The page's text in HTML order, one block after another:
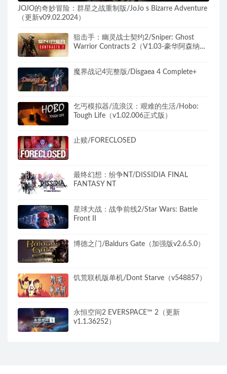
JOJO的奇妙冒险：群星之战重制版/JoJo s Bizarre Adventure
（更新v09.02.2024）
狙击手：幽灵战士契约2/Sniper: Ghost
Warrior Contracts 2（V1.03-豪华阿森纳版
魔界战记4完整版/Disgaea 4 Complete+
乞丐模拟器/流浪汉：艰难的生活/Hobo:
Tough Life（v1.02.006正式版）
止赎/FORECLOSED
最终幻想：纷争NT/DISSIDIA FINAL
FANTASY NT
星球大战：战争前线2/Star Wars: Battle
Front II
博德之门/Baldurs Gate（加强版v2.6.5.0）
饥荒联机版单机/Dont Starve（v548857）
永恒空间2 EVERSPACE™ 2（更新
v1.1.36252）